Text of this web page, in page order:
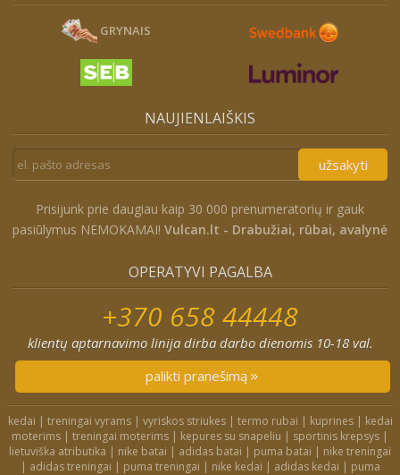
GRYNAIS
NAUJIENLAIŠKIS
užsakyti
Prisijunk prie daugiau kaip 30 000 prenumeratorių ir gauk
pasiūlymus NEMOKAMAI! Vulcan.lt - Drabužiai, rūbai, avalynė
OPERATYVI PAGALBA
+370 658 44448
klientų aptarnavimo linija dirba darbo dienomis 10-18 val.
palikti pranešimą
kedai | treningai vyrams| vyriskos striukes| termo rubai | kuprines| kedai
moterims | treningai moterims | kepures su snapeliu | sportinis krepsys |
lietuviška atributika | nike batai | adidas batai | puma batai | nike treningai
| adidas treningai | puma treningai | nike kedai | adidas kedai | puma